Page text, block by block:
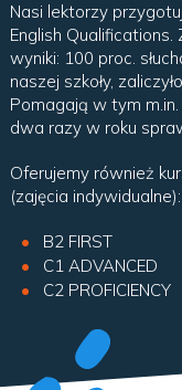
Nasi lektorzy
English
wyniki: 100 proc.
naszej szkoły,
Pomagają w tym
dwa razy w roku
Oferujemy również
(zajęcia indywidualne):
B2 FIRST
C1 ADVANCED
C2 PROFICIENCY